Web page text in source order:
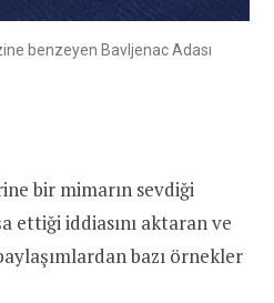
benzeyen Bavljenac Adası
bir mimarın sevdiği
ettiği iddiasını aktaran ve
bazı örnekler